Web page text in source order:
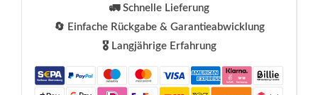
🚛 Schnelle Lieferung
🔄 Einfache Rückgabe & Garantieabwicklung
🎖️ Langjährige Erfahrung